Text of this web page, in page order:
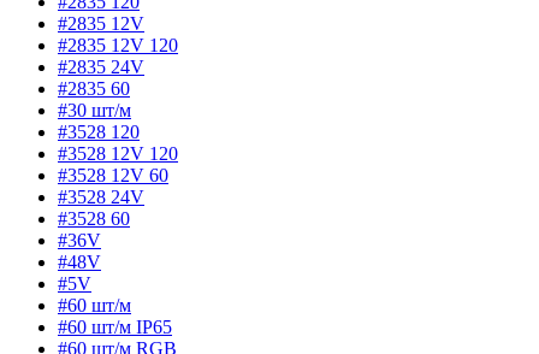
#2835 12V
#2835 12V 120
#2835 24V
#2835 60
#30 шт/м
#3528 120
#3528 12V 120
#3528 12V 60
#3528 24V
#3528 60
#36V
#48V
#5V
#60 шт/м
#60 шт/м IP65
#60 шт/м RGB